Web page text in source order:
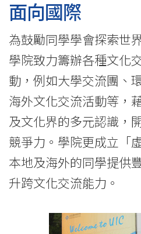
面向國際
為鼓勵同學學會探索世
學院致力籌辦各種文化
動，例如大學交流團、
海外文化交流活動等，
及文化界的多元認識，
競爭力。學院更成立「
本地及海外的同學提供
升跨文化交流能力。